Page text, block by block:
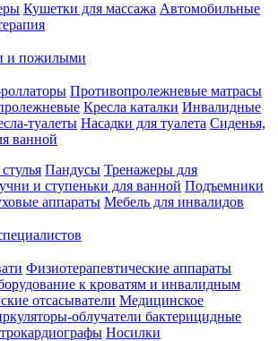
Кушетки для массажа Автомобильные
и пожилыми
Противопролежневые матрасы
Кресла каталки Инвалидные
туалеты Насадки для туалета Сиденья,
ванной
Пандусы Тренажеры для
и ступеньки для ванной Подъемники
аппараты Мебель для инвалидов
Физиотерапевтические аппараты
к кроватям и инвалидным
отсасыватели Медицинское
облучатели бактерицидные
Носилки